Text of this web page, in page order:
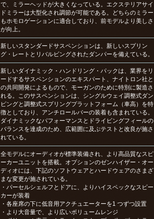
で、ミラーヘッドが⼤きくなっている。エクステリアサイ
ドミラーは⼤型化され調節が可能である。どちらのミラー
もホモロゲーションに適合しており、前モデルより美しさ
が向上。
新しいスタンダードサスペンションは、新しいスプリン
グ・レートとリバルビングされたダンパーを備えている。
新しいダイナミック・ハンドリング・パックは、業界をリ
ードするサスペンションのエキスパート、ナイトロン社と
の共同開発によるもので、モーガンのために特別に製造さ
れる。このサスペンションは、シングルウェイ調整式ダン
ピングと調整式スプリングプラットフォーム（⾞⾼）を特
徴としており、アンチロールバーの装着も含まれている。
ダイナミックなパフォーマンスとドライビングフィールの
バランスを達成のため、広範囲に及ぶテストと改良が施さ
れている。
全モデルにオーディオが標準装備され、より⾼品質なスピ
ーカーユニットを搭載。オプションのゼンハイザー・オー
ディオには、下記のソフトウェアとハードウェアのさまざ
まな変更が施されている。
・パーセルシェルフとドアに、よりハイスペックなスピー
カーが装着
・各座席の下に低音用アクチュエーターを1 つずつ設置
・より⼤音量で、より広いボリュームレンジ